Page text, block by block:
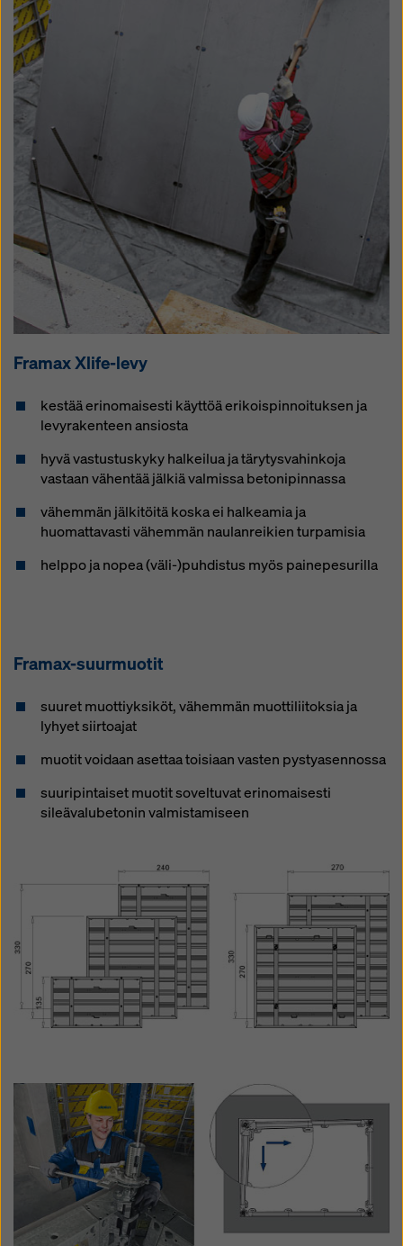
Framax Xlife-le­vy
kestää erinomaisesti käyttöä erikoispinnoituksen ja
levyrakenteen ansiosta
hyvä vastustuskyky halkeilua ja tärytysvahinkoja
vastaan vähentää jälkiä valmissa betonipinnassa
vähemmän jälkitöitä koska ei halkeamia ja
huomattavasti vähemmän naulanreikien turpamisia
helppo ja nopea (väli-)puhdistus myös painepesurilla
Framax-suur­muo­tit
suuret muottiyksiköt, vähemmän muottiliitoksia ja
lyhyet siirtoajat
muotit voidaan asettaa toisiaan vasten pystyasennossa
suuripintaiset muotit soveltuvat erinomaisesti
sileävalubetonin valmistamiseen